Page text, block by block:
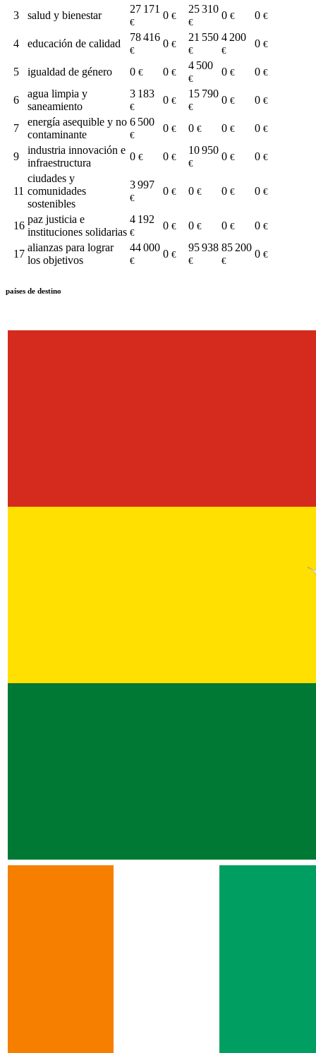
3 salud y bienestar
27 171
€
0 €
25 310
€
0 € 0 €
4 educación de calidad
78 416
€
0 €
21 550
€
4 200
€
0 €
5 igualdad de género 0 € 0 €
4 500
€
0 € 0 €
6
agua limpia y
saneamiento
3 183
€
0 €
15 790
€
0 € 0 €
7
energía asequible y no
contaminante
6 500
€
0 € 0 € 0 € 0 €
9
industria innovación e
infraestructura
0 € 0 €
10 950
€
0 € 0 €
11
ciudades y
comunidades
sostenibles
3 997
€
0 € 0 € 0 € 0 €
16
paz justicia e
instituciones solidarias
4 192
€
0 € 0 € 0 € 0 €
17
alianzas para lograr
los objetivos
44 000
€
0 €
95 938
€
85 200
€
0 €
países de destino